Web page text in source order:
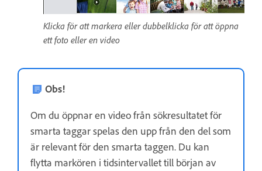
Klicka för att markera eller dubbelklicka för att öppna
ett foto eller en video
Obs!
Om du öppnar en video från sökresultatet för
smarta taggar spelas den upp från den del som
är relevant för den smarta taggen. Du kan
flytta markören i tidsintervallet till början av